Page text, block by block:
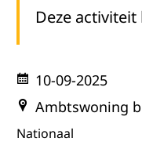
Deze
10-09-2025
Ambtswoning
Nationaal